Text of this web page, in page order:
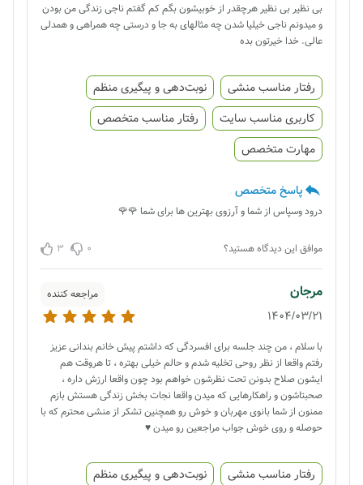
بی نظیر بی نظیر هرچقدر از خوبیشون بگم کم گفتم ناجی زندگی من بودن
و میدونم ناجی خیلیا شدن چه مثالهای به جا و درستی چه همراهی و همدلی
عالی. خدا خیرتون بده
رفتار مناسب منشی
نوبت‌دهی و پیگیری منظم
کاربری مناسب سایت
رفتار مناسب متخصص
مهارت متخصص
پاسخ متخصص
درود وسپاس از شما و آرزوی بهترین ها برای شما 🌹🌹
موافق این دیدگاه هستید؟ 0
3
مرجان مراجعه کننده
1404/03/21
با سلام ، من چند جلسه برای افسردگی که داشتم پیش خانم بندانی عزیز
رفتم واقعا از نظر روحی تخلیه شدم و حالم خیلی بهتره ، تا هروقت هم
ایشون صلاح بدونن تحت نظرشون خواهم بود چون واقعا ارزش داره ،
صحبتاشون و راهکارهایی که میدن واقعا نجات بخش زندگی هستش بازم
ممنون از شما بانوی مهربان و خوش رو همچنین تشکر از منشی محترم که با
حوصله و روی خوش جواب مراجعین رو میدن ♥️
رفتار مناسب منشی
نوبت‌دهی و پیگیری منظم